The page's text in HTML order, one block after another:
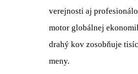
verejnosti aj
motor globálnej
drahý kov zosobňuje
meny.